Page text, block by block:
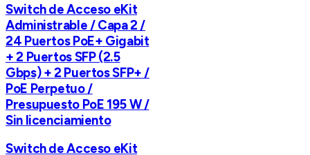
Switch de Acceso eKit
Administrable / Capa 2 /
24 Puertos PoE+ Gigabit
+ 2 Puertos SFP (2.5
Gbps) + 2 Puertos SFP+ /
PoE Perpetuo /
Presupuesto PoE 195 W /
Sin licenciamiento
Switch de Acceso eKit